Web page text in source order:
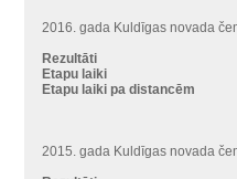
2016. gada Kuldīgas novada
Rezultāti
Etapu laiki
Etapu laiki pa distancēm
2015. gada Kuldīgas novada